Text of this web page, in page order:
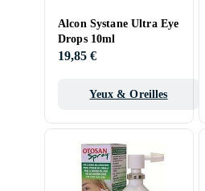
Alcon Systane Ultra Eye
Drops 10ml
19,85 €
Yeux & Oreilles